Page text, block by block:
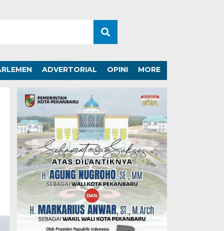
ADVERTORIAL OPINI MORE